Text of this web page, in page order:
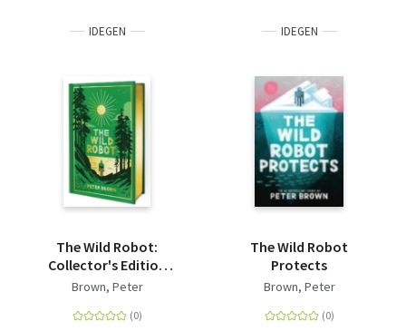
IDEGEN
The Wild Robot:
Collector's Edition
Volume 1 - Volume 1
Brown, Peter
IDEGEN
The Wild Robot
Protects
Brown, Peter